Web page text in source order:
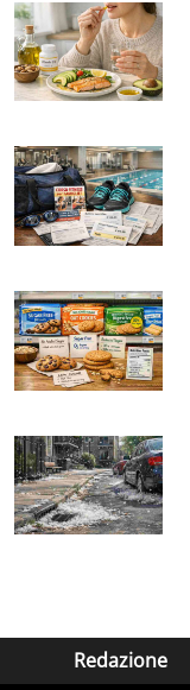
Redazione